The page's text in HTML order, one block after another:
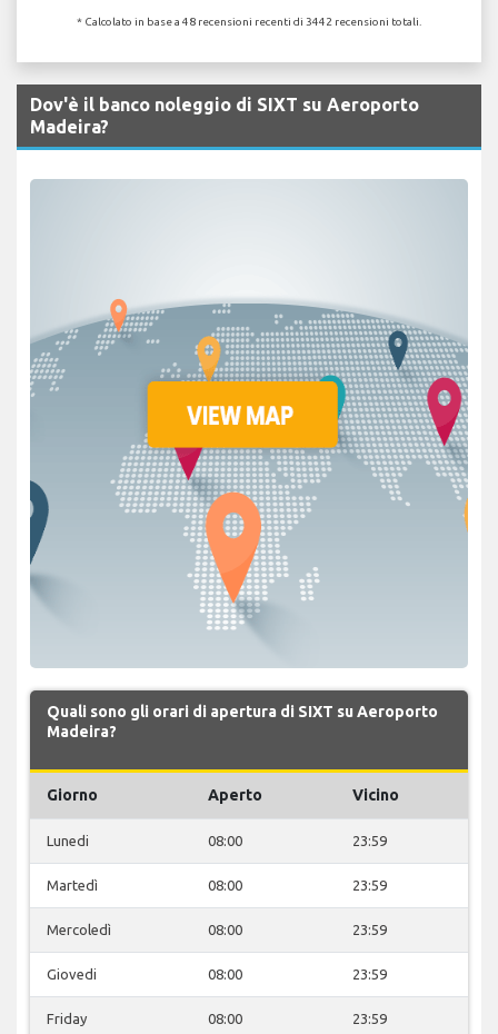
* Calcolato in base a 48 recensioni recenti di 3442 recensioni totali.
Dov'è il banco noleggio di SIXT su Aeroporto
Madeira?
Quali sono gli orari di apertura di SIXT su Aeroporto
Madeira?
Giorno Aperto Vicino
Lunedi 08:00 23:59
Martedì 08:00 23:59
Mercoledì 08:00 23:59
Giovedi 08:00 23:59
Friday 08:00 23:59